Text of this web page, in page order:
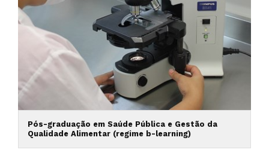
Pós-graduação em Saúde Pública e Gestão da
Qualidade Alimentar (regime b-learning)